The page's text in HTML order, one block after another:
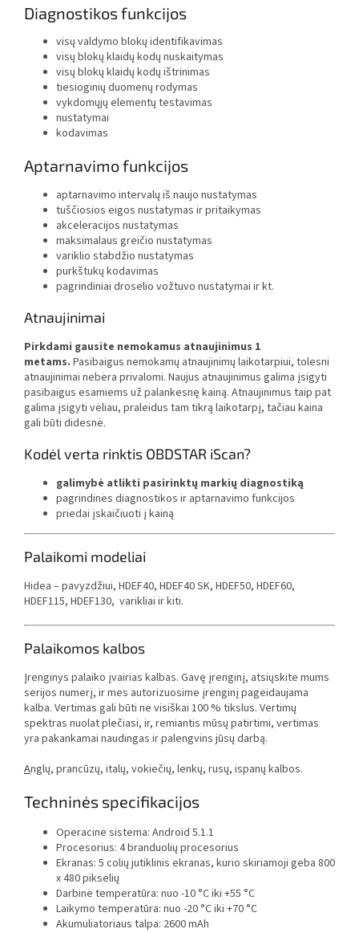
Diagnostikos funkcijos
visų valdymo blokų identifikavimas
visų blokų klaidų kodų nuskaitymas
visų blokų klaidų kodų ištrinimas
tiesioginių duomenų rodymas
vykdomųjų elementų testavimas
nustatymai
kodavimas
Aptarnavimo funkcijos
aptarnavimo intervalų iš naujo nustatymas
tuščiosios eigos nustatymas ir pritaikymas
akceleracijos nustatymas
maksimalaus greičio nustatymas
variklio stabdžio nustatymas
purkštukų kodavimas
pagrindiniai droselio vožtuvo nustatymai ir kt.
Atnaujinimai
Pirkdami gausite nemokamus atnaujinimus 1
metams. Pasibaigus nemokamų atnaujinimų laikotarpiui, tolesni
atnaujinimai nebėra privalomi. Naujus atnaujinimus galima įsigyti
pasibaigus esamiems už palankesnę kainą. Atnaujinimus taip pat
galima įsigyti vėliau, praleidus tam tikrą laikotarpį, tačiau kaina
gali būti didesnė.
Kodėl verta rinktis OBDSTAR iScan?
galimybė atlikti pasirinktų markių diagnostiką
pagrindinės diagnostikos ir aptarnavimo funkcijos
priedai įskaičiuoti į kainą
Palaikomi modeliai
Hidea – pavyzdžiui, HDEF40, HDEF40 SK, HDEF50, HDEF60,
HDEF115, HDEF130, varikliai ir kiti.
Palaikomos kalbos
Įrenginys palaiko įvairias kalbas. Gavę įrenginį, atsiųskite mums
serijos numerį, ir mes autorizuosime įrenginį pageidaujama
kalba. Vertimas gali būti ne visiškai 100 % tikslus. Vertimų
spektras nuolat plečiasi, ir, remiantis mūsų patirtimi, vertimas
yra pakankamai naudingas ir palengvins jūsų darbą.
Anglų, prancūzų, italų, vokiečių, lenkų, rusų, ispanų kalbos.
Techninės specifikacijos
Operacinė sistema: Android 5.1.1
Procesorius: 4 branduolių procesorius
Ekranas: 5 colių jutiklinis ekranas, kurio skiriamoji geba 800
x 480 pikselių
Darbinė temperatūra: nuo -10 °C iki +55 °C
Laikymo temperatūra: nuo -20 °C iki +70 °C
Akumuliatoriaus talpa: 2600 mAh